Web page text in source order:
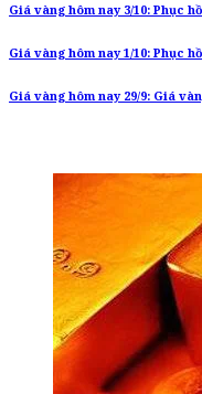
Giá vàng hôm nay 3/10: Phục
Giá vàng hôm nay 1/10: Phục
Giá vàng hôm nay 29/9: Giá